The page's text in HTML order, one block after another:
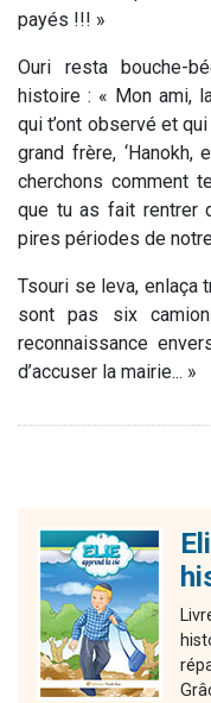
payés !!! »
Ouri resta bouche-
histoire : « Mon ami,
qui t’ont observé et
grand frère,
cherchons comment
que tu as fait rentrer
pires périodes de
Tsouri se leva, enlaça
sont pas six
reconnaissance
d’accuser la mairie... »